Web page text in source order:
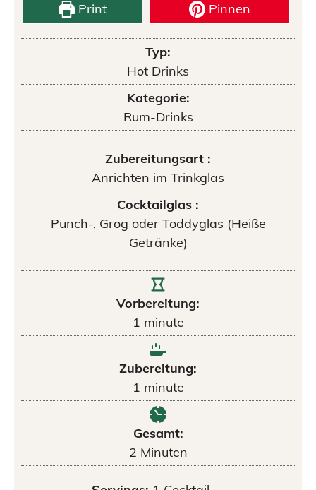
Print Pinnen
Typ:
Hot Drinks
Kategorie:
Rum-Drinks
Zubereitungsart :
Anrichten im Trinkglas
Cocktailglas :
Punch-, Grog oder Toddyglas (Heiße
Getränke)
Vorbereitung:
1 minute
Zubereitung:
1 minute
Gesamt:
2 Minuten